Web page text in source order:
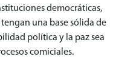
democráticas,
una base sólida de
política y la paz sea
comiciales.